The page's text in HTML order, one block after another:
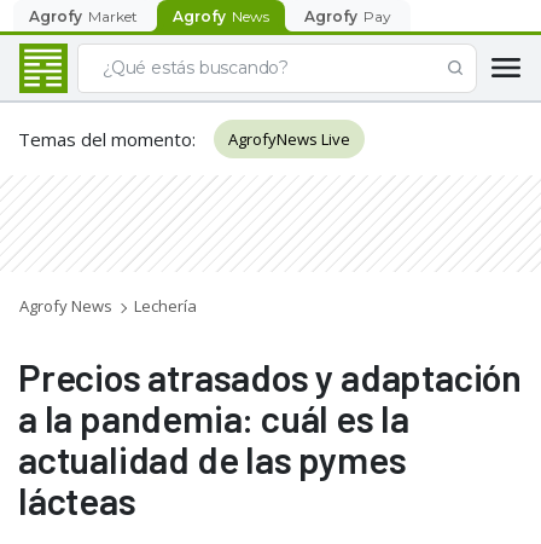
Agrofy Market Agrofy News Agrofy Pay
Temas del momento: AgrofyNews Live
Agrofy News Lechería
Precios atrasados y adaptación
a la pandemia: cuál es la
actualidad de las pymes
lácteas